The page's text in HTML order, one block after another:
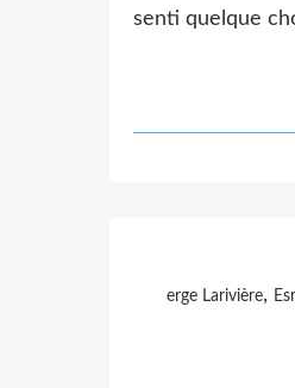
senti quelque
erge Larivière,